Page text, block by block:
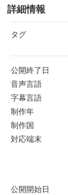
会員設定
会員情報変更
詳細情報
タグ
公開終了日
音声言語
字幕言語
制作年
制作国
対応端末
公開開始日